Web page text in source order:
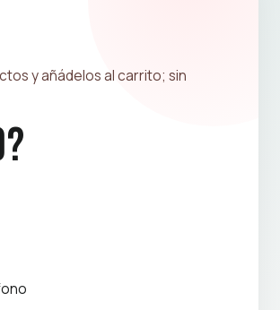
y añádelos al carrito; sin